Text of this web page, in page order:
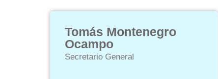
Tomás Montenegro
Ocampo
Secretario General